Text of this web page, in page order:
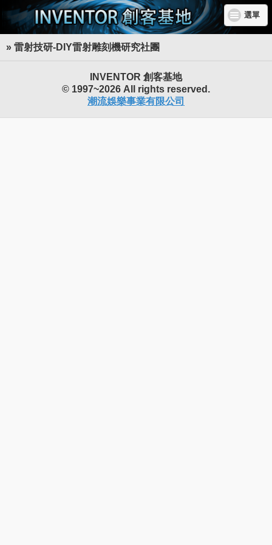
選單
» 雷射技研-DIY雷射雕刻機研究社團
INVENTOR 創客基地
© 1997~2026 All rights reserved.
潮流娛樂事業有限公司